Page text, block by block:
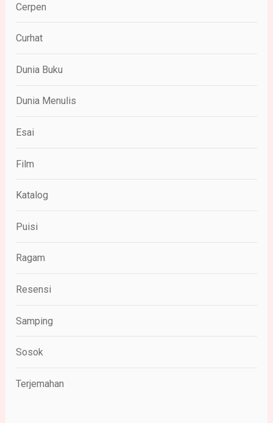
Cerpen
Curhat
Dunia Buku
Dunia Menulis
Esai
Film
Katalog
Puisi
Ragam
Resensi
Samping
Sosok
Terjemahan